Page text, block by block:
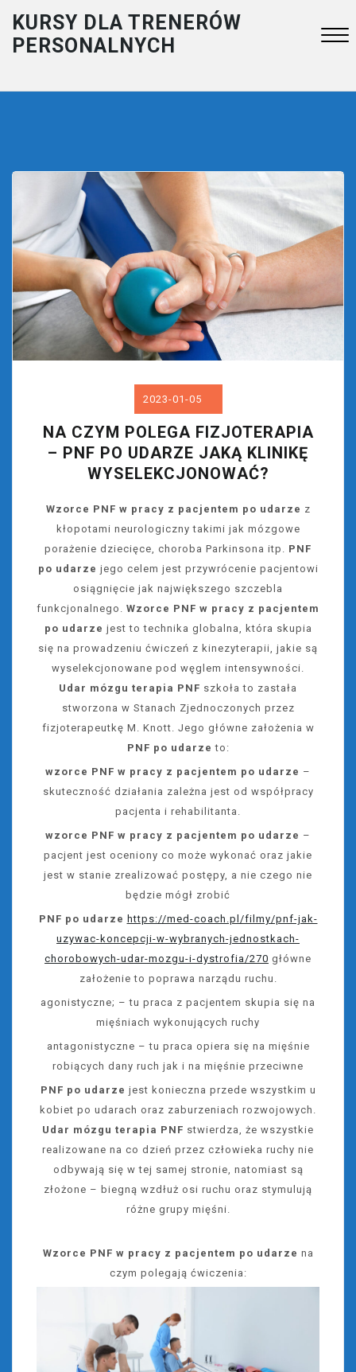
content
KURSY DLA TRENERÓW
PERSONALNYCH
2023-01-05
NA CZYM POLEGA FIZJOTERAPIA
– PNF PO UDARZE JAKĄ KLINIKĘ
WYSELEKCJONOWAĆ?
Wzorce PNF w pracy z pacjentem po udarze z
kłopotami neurologiczny takimi jak mózgowe
porażenie dziecięce, choroba Parkinsona itp. PNF
po udarze jego celem jest przywrócenie pacjentowi
osiągnięcie jak największego szczebla
funkcjonalnego. Wzorce PNF w pracy z pacjentem
po udarze jest to technika globalna, która skupia
się na prowadzeniu ćwiczeń z kinezyterapii, jakie są
wyselekcjonowane pod węglem intensywności.
Udar mózgu terapia PNF szkoła to zastała
stworzona w Stanach Zjednoczonych przez
fizjoterapeutkę M. Knott. Jego główne założenia w
PNF po udarze to:
wzorce PNF w pracy z pacjentem po udarze –
skuteczność działania zależna jest od współpracy
pacjenta i rehabilitanta.
wzorce PNF w pracy z pacjentem po udarze –
pacjent jest oceniony co może wykonać oraz jakie
jest w stanie zrealizować postępy, a nie czego nie
będzie mógł zrobić
PNF po udarze https://med-coach.pl/filmy/pnf-jak-
uzywac-koncepcji-w-wybranych-jednostkach-
chorobowych-udar-mozgu-i-dystrofia/270 główne
założenie to poprawa narządu ruchu.
agonistyczne; – tu praca z pacjentem skupia się na
mięśniach wykonujących ruchy
antagonistyczne – tu praca opiera się na mięśnie
robiących dany ruch jak i na mięśnie przeciwne
PNF po udarze jest konieczna przede wszystkim u
kobiet po udarach oraz zaburzeniach rozwojowych.
Udar mózgu terapia PNF stwierdza, że wszystkie
realizowane na co dzień przez człowieka ruchy nie
odbywają się w tej samej stronie, natomiast są
złożone – biegną wzdłuż osi ruchu oraz stymulują
różne grupy mięśni.
Wzorce PNF w pracy z pacjentem po udarze na
czym polegają ćwiczenia: